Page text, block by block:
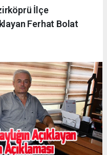
İlçe
Ferhat Bolat